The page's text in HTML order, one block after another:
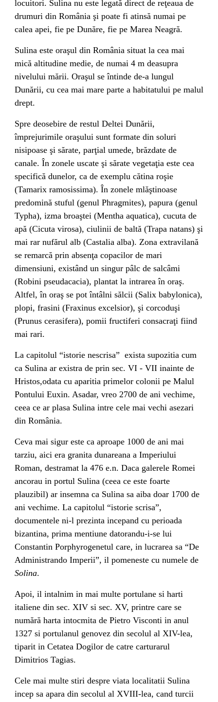
locuitori. Sulina nu este legată direct de reţeaua de
drumuri din România şi poate fi atinsă numai pe
calea apei, fie pe Dunăre, fie pe Marea Neagră.
Sulina este oraşul din România situat la cea mai
mică altitudine medie, de numai 4 m deasupra
nivelului mării. Oraşul se întinde de-a lungul
Dunării, cu cea mai mare parte a habitatului pe malul
drept.
Spre deosebire de restul Deltei Dunării,
împrejurimile oraşului sunt formate din soluri
nisipoase şi sărate, parţial umede, brăzdate de
canale. În zonele uscate şi sărate vegetaţia este cea
specifică dunelor, ca de exemplu cătina roşie
(Tamarix ramosissima). În zonele mlăştinoase
predomină stuful (genul Phragmites), papura (genul
Typha), izma broaştei (Mentha aquatica), cucuta de
apă (Cicuta virosa), ciulinii de baltă (Trapa natans) şi
mai rar nufărul alb (Castalia alba). Zona extravilană
se remarcă prin absenţa copacilor de mari
dimensiuni, existând un singur pâlc de salcâmi
(Robini pseudacacia), plantat la intrarea în oraş.
Altfel, în oraş se pot întâlni sălcii (Salix babylonica),
plopi, frasini (Fraxinus excelsior), şi corcoduşi
(Prunus cerasifera), pomii fructiferi consacraţi fiind
mai rari.
La capitolul “istorie nescrisa” exista supozitia cum
ca Sulina ar existra de prin sec. VI - VII inainte de
Hristos,odata cu aparitia primelor colonii pe Malul
Pontului Euxin. Asadar, vreo 2700 de ani vechime,
ceea ce ar plasa Sulina intre cele mai vechi asezari
din România.
Ceva mai sigur este ca aproape 1000 de ani mai
tarziu, aici era granita dunareana a Imperiului
Roman, destramat la 476 e.n. Daca galerele Romei
ancorau in portul Sulina (ceea ce este foarte
plauzibil) ar insemna ca Sulina sa aiba doar 1700 de
ani vechime. La capitolul “istorie scrisa”,
documentele ni-l prezinta incepand cu perioada
bizantina, prima mentiune datorandu-i-se lui
Constantin Porphyrogenetul care, in lucrarea sa “De
Administrando Imperii”, il pomeneste cu numele de
Solina.
Apoi, il intalnim in mai multe portulane si harti
italiene din sec. XIV si sec. XV, printre care se
numără harta intocmita de Pietro Visconti in anul
1327 si portulanul genovez din secolul al XIV-lea,
tiparit in Cetatea Dogilor de catre carturarul
Dimitrios Tagias.
Cele mai multe stiri despre viata localitatii Sulina
incep sa apara din secolul al XVIII-lea, cand turcii